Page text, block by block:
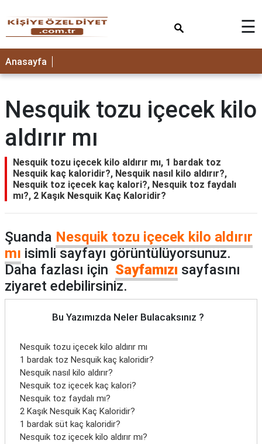
ANASAYFA
☰
Anasayfa
Nesquik tozu içecek kilo
aldırır mı
Nesquik tozu içecek kilo aldırır mı, 1 bardak toz
Nesquik kaç kaloridir?, Nesquik nasıl kilo aldırır?,
Nesquik toz içecek kaç kalori?, Nesquik toz faydalı
mı?, 2 Kaşık Nesquik Kaç Kaloridir?
Şuanda Nesquik tozu içecek kilo aldırır
mı isimli sayfayı görüntülüyorsunuz.
Daha fazlası için Sayfamızı sayfasını
ziyaret edebilirsiniz.
Bu Yazımızda Neler Bulacaksınız ?
Nesquik tozu içecek kilo aldırır mı
1 bardak toz Nesquik kaç kaloridir?
Nesquik nasıl kilo aldırır?
Nesquik toz içecek kaç kalori?
Nesquik toz faydalı mı?
2 Kaşık Nesquik Kaç Kaloridir?
1 bardak süt kaç kaloridir?
Nesquik toz içecek kilo aldırır mı?